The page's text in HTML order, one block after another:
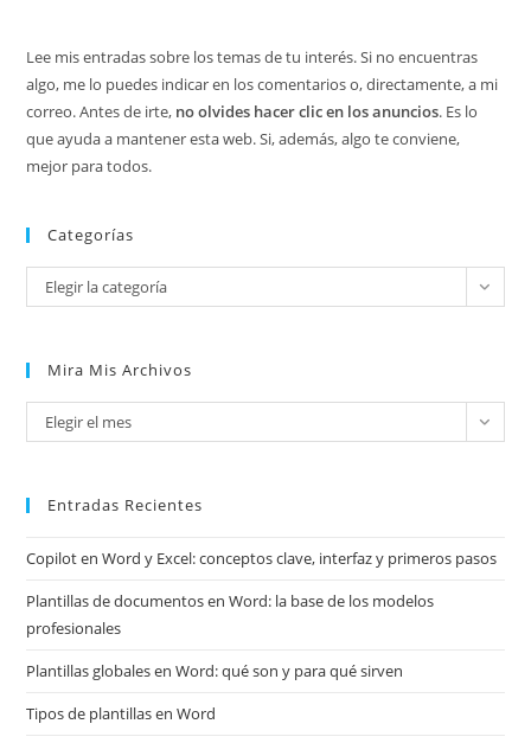
Lee mis entradas sobre los temas de tu interés. Si no encuentras
algo, me lo puedes indicar en los comentarios o, directamente, a mi
correo. Antes de irte, no olvides hacer clic en los anuncios. Es lo
que ayuda a mantener esta web. Si, además, algo te conviene,
mejor para todos.
Categorías
Categorías
Elegir la categoría
Mira Mis Archivos
Mira
mis
Elegir el mes
Entradas Recientes
Copilot en Word y Excel: conceptos clave, interfaz y primeros pasos
Plantillas de documentos en Word: la base de los modelos
profesionales
Plantillas globales en Word: qué son y para qué sirven
Tipos de plantillas en Word